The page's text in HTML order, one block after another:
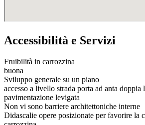
Accessibilità e Servizi
Fruibilità in carrozzina
buona
Sviluppo generale su un piano
accesso a livello strada porta ad anta doppia
pavimentazione levigata
Non vi sono barriere architettoniche interne
Didascalie opere posizionate per favorire la